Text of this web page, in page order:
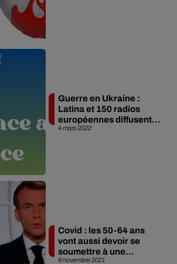
4 mars 2022
Guerre en Ukraine :
Latina et 150 radios
européennes diffusent...
9 novembre 2021
Covid : les 50-64 ans
vont aussi devoir se
soumettre à une...